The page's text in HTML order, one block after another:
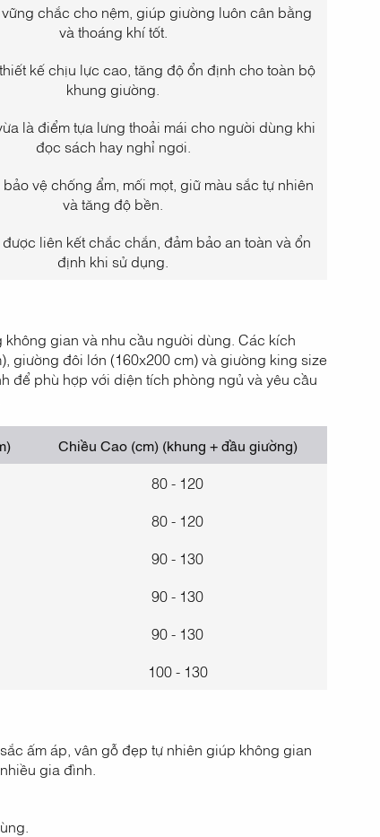
chắc cho nệm, giúp giường luôn cân bằng
và thoáng khí tốt.
kế chịu lực cao, tăng độ ổn định cho toàn bộ
khung giường.
là điểm tựa lưng thoải mái cho người dùng khi
đọc sách hay nghỉ ngơi.
vệ chống ẩm, mối mọt, giữ màu sắc tự nhiên
và tăng độ bền.
liên kết chắc chắn, đảm bảo an toàn và ổn
định khi sử dụng.
gian và nhu cầu người dùng. Các kích
giường đôi lớn (160x200 cm) và giường king size
để phù hợp với diện tích phòng ngủ và yêu cầu
Chiều Cao (cm) (khung + đầu giường)
80 - 120
80 - 120
90 - 130
90 - 130
90 - 130
100 - 130
ấm áp, vân gỗ đẹp tự nhiên giúp không gian
gia đình.